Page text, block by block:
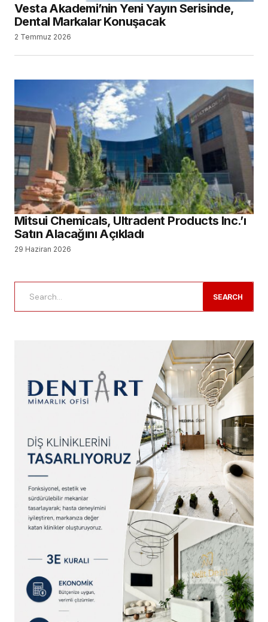
Vesta Akademi’nin Yeni Yayın Serisinde,
Dental Markalar Konuşacak
2 Temmuz 2026
Mitsui Chemicals, Ultradent Products Inc.’ı
Satın Alacağını Açıkladı
29 Haziran 2026
SEARCH